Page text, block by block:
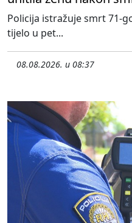
Policija istražuje smrt 71-
tijelo u pet...
08.08.2026. u 08:37